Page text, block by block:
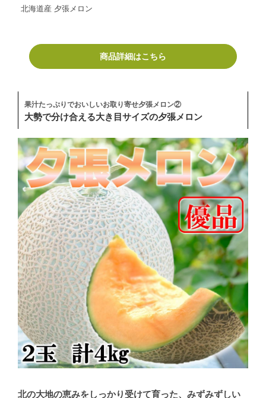
北海道産 夕張メロン
商品詳細はこちら
果汁たっぷりでおいしいお取り寄せ夕張メロン②
大勢で分け合える大き目サイズの夕張メロン
北の大地の恵みをしっかり受けて育った、みずみずしい